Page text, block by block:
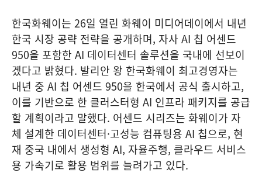
한국화웨이는 26일 열린 화웨이 미디어데이에서 내년
한국 시장 공략 전략을 공개하며, 자사 AI 칩 어센드
950을 포함한 AI 데이터센터 솔루션을 국내에 선보이
겠다고 밝혔다. 발리안 왕 한국화웨이 최고경영자는
내년 중 AI 칩 어센드 950을 한국에서 공식 출시하고,
이를 기반으로 한 클러스터형 AI 인프라 패키지를 공급
할 계획이라고 말했다. 어센드 시리즈는 화웨이가 자
체 설계한 데이터센터·고성능 컴퓨팅용 AI 칩으로, 현
재 중국 내에서 생성형 AI, 자율주행, 클라우드 서비스
용 가속기로 활용 범위를 늘려가고 있다.